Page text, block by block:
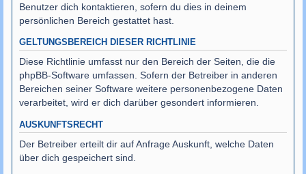
Benutzer dich kontaktieren, sofern du dies in deinem
persönlichen Bereich gestattet hast.
GELTUNGSBEREICH DIESER RICHTLINIE
Diese Richtlinie umfasst nur den Bereich der Seiten, die die
phpBB-Software umfassen. Sofern der Betreiber in anderen
Bereichen seiner Software weitere personenbezogene Daten
verarbeitet, wird er dich darüber gesondert informieren.
AUSKUNFTSRECHT
Der Betreiber erteilt dir auf Anfrage Auskunft, welche Daten
über dich gespeichert sind.